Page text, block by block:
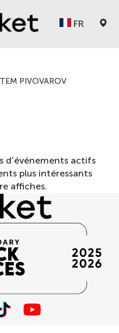
FR
PIVOVAROV
d'événements actifs
plus intéressants
affiches.